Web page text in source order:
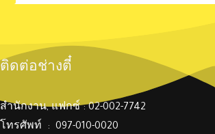
ติดต่อช่างตี๋
สำนักงาน, แฟกซ์ : 02-002-7742
โทรศัพท์ : 097-010-0020